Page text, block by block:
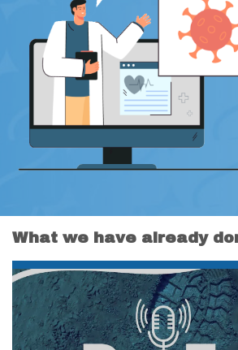
What we have already